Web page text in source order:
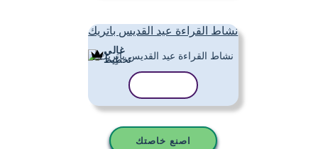
نشاط القراءة عيد القديس باتريك
غالي
تَخطِيط
اصنع خاصتك